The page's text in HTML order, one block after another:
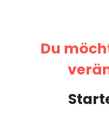
Du